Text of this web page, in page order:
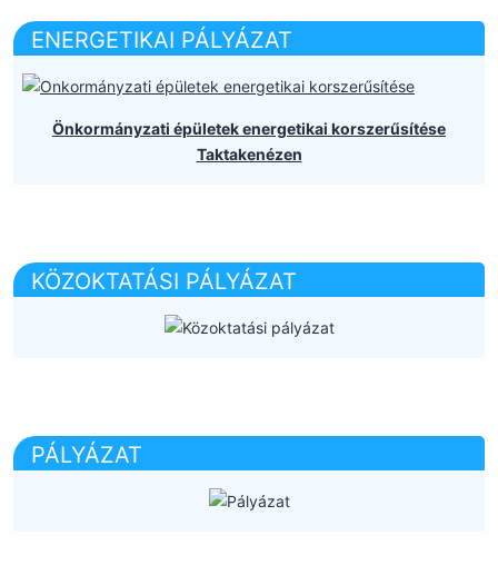
ENERGETIKAI PÁLYÁZAT
Önkormányzati épületek energetikai korszerűsítése
Taktakenézen
KÖZOKTATÁSI PÁLYÁZAT
PÁLYÁZAT